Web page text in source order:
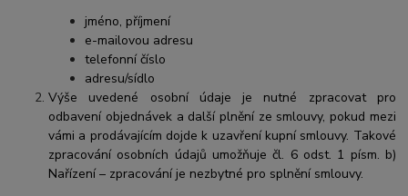
jméno, příjmení
e-mailovou adresu
telefonní číslo
adresu/sídlo
Výše uvedené osobní údaje je nutné zpracovat pro
odbavení objednávek a další plnění ze smlouvy, pokud mezi
vámi a prodávajícím dojde k uzavření kupní smlouvy. Takové
zpracování osobních údajů umožňuje čl. 6 odst. 1 písm. b)
Nařízení – zpracování je nezbytné pro splnění smlouvy.